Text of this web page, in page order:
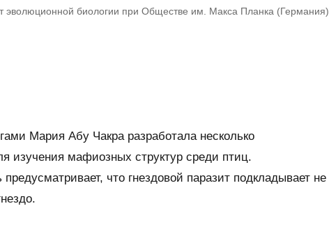
эволюционной биологии при Обществе им. Макса Планка (Германия)
Мария Абу Чакра разработала несколько
изучения мафиозных структур среди птиц.
что гнездовой паразит подкладывает не